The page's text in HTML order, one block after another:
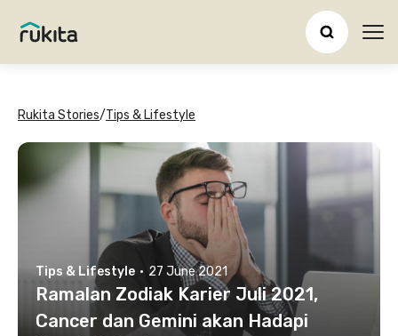
Rukita Stories/Tips & Lifestyle
Tips & Lifestyle · 27 June 2021
Ramalan Zodiak Karier Juli 2021,
Cancer dan Gemini akan Hadapi